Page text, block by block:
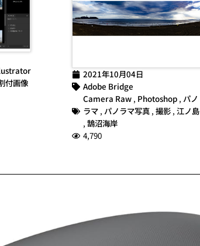
付画像
2021年10月04日
Adobe Bridge
Camera Raw , Photoshop , パノ
ラマ , パノラマ写真 , 撮影 , 江ノ島
, 鵠沼海岸
4,790